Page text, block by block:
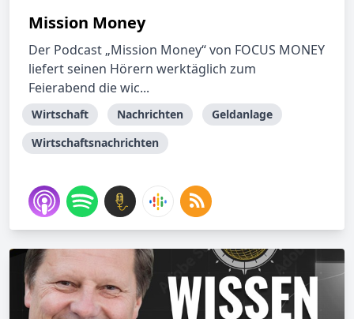
Mission Money
Der Podcast „Mission Money“ von FOCUS MONEY
liefert seinen Hörern werktäglich zum
Feierabend die wic...
Wirtschaft Nachrichten
Geldanlage
Wirtschaftsnachrichten